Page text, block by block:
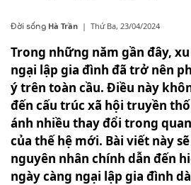
Đời sống Hà Trần | Thứ Ba, 23/04/2024
Trong những năm gần đây,
ngại lập gia đình đã trở nên
ý trên toàn cầu. Điều này
đến cấu trúc xã hội truyền
ánh nhiều thay đổi trong
của thế hệ mới. Bài viết này
nguyên nhân chính dẫn đến
ngày càng ngại lập gia đình